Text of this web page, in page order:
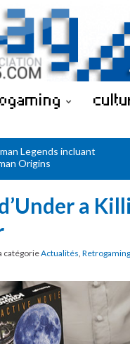
Legends incluant
Origins
a
catégorieActualités, Retrogaming